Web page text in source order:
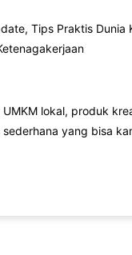
Tips Praktis Dunia
lokal, produk
yang bisa